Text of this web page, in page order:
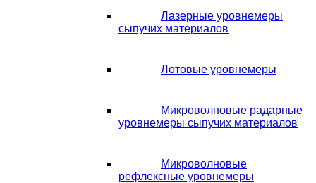
Лазерные уровнемеры
сыпучих материалов
Лотовые уровнемеры
Микроволновые радарные
уровнемеры сыпучих материалов
Микроволновые
рефлексные уровнемеры